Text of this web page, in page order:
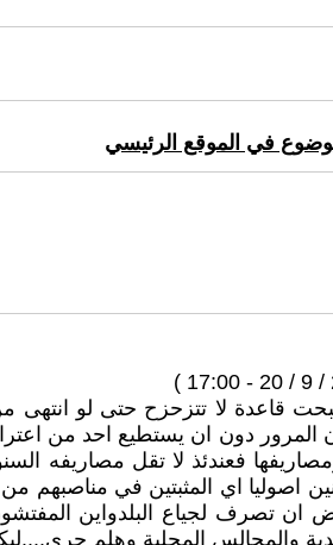
في الموقع الرئيسي
قاعدة لا تتزحزح حتى لو انتهى
المرور دون ان يستطيع احد من
ومصاريفها فعندئذ لا تقل مصاريفه
اصوليا اي المثبتين في مناصبهم
ان تصرف لجياع البلدواين
والمجالس المحلية وهلم